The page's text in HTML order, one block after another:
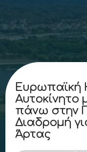
Ευρωπαϊκή
Αυτοκίνητο
πάνω στην
Διαδρομή
Άρτας